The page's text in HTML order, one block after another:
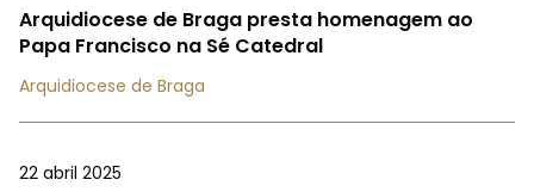
Arquidiocese de Braga presta homenagem ao
Papa Francisco na Sé Catedral
Arquidiocese de Braga
22 abril 2025